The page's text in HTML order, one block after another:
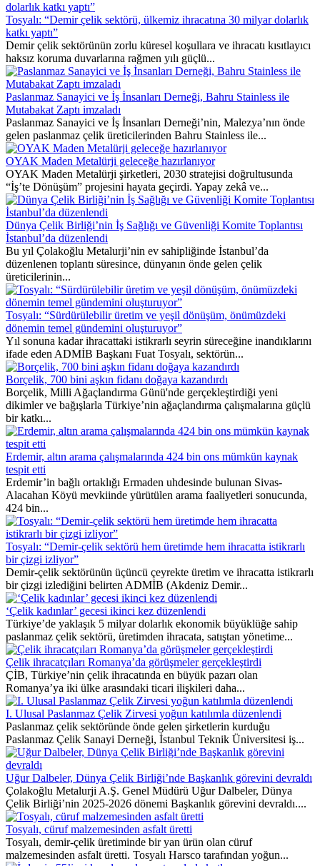
Tosyalı: “Demir çelik sektörü, ülkemiz ihracatına 30 milyar dolarlık
katkı yaptı”
Demir çelik sektörünün zorlu küresel koşullara ve ihracatı kısıtlayıcı
haksız koruma duvarlarına rağmen yılı güçlü...
Paslanmaz Sanayici ve İş İnsanları Derneği, Bahru Stainless ile
Mutabakat Zaptı imzaladı
Paslanmaz Sanayici ve İş İnsanları Derneği’nin, Malezya’nın önde
gelen paslanmaz çelik üreticilerinden Bahru Stainless ile...
OYAK Maden Metalürji geleceğe hazırlanıyor
OYAK Maden Metalürji şirketleri, 2030 stratejisi doğrultusunda
“İş’te Dönüşüm” projesini hayata geçirdi. Yapay zekâ ve...
Dünya Çelik Birliği’nin İş Sağlığı ve Güvenliği Komite Toplantısı
İstanbul’da düzenlendi
Bu yıl Çolakoğlu Metalurji’nin ev sahipliğinde İstanbul’da
düzenlenen toplantı süresince, dünyanın önde gelen çelik
üreticilerinin...
Tosyalı: “Sürdürülebilir üretim ve yeşil dönüşüm, önümüzdeki
dönemin temel gündemini oluşturuyor”
Yıl sonuna kadar ihracattaki istikrarlı seyrin süreceğine inandıklarını
ifade eden ADMİB Başkanı Fuat Tosyalı, sektörün...
Borçelik, 700 bini aşkın fidanı doğaya kazandırdı
Borçelik, Milli Ağaçlandırma Günü'nde gerçekleştirdiği yeni
dikimler ve bağışlarla Türkiye’nin ağaçlandırma çalışmalarına güçlü
bir katkı...
Erdemir, altın arama çalışmalarında 424 bin ons mümkün kaynak
tespit etti
Erdemir’in bağlı ortaklığı Ermaden uhdesinde bulunan Sivas-
Alacahan Köyü mevkiinde yürütülen arama faaliyetleri sonucunda,
424 bin...
Tosyalı: “Demir-çelik sektörü hem üretimde hem ihracatta istikrarlı
bir çizgi izliyor”
Demir-çelik sektörünün üçüncü çeyrekte üretim ve ihracatta istikrarlı
bir çizgi izlediğini belirten ADMİB (Akdeniz Demir...
‘Çelik kadınlar’ gecesi ikinci kez düzenlendi
Türkiye’de yaklaşık 5 milyar dolarlık ekonomik büyüklüğe sahip
paslanmaz çelik sektörü, üretimden ihracata, satıştan yönetime...
Çelik ihracatçıları Romanya’da görüşmeler gerçekleştirdi
ÇİB, Türkiye’nin çelik ihracatında en büyük pazarı olan
Romanya’ya iki ülke arasındaki ticari ilişkileri daha...
I. Ulusal Paslanmaz Çelik Zirvesi yoğun katılımla düzenlendi
Paslanmaz çelik sektöründe önde gelen şirketlerin kurduğu
Paslanmaz Çelik Sanayi Derneği, İstanbul Teknik Üniversitesi iş...
Uğur Dalbeler, Dünya Çelik Birliği’nde Başkanlık görevini devraldı
Çolakoğlu Metalurji A.Ş. Genel Müdürü Uğur Dalbeler, Dünya
Çelik Birliği’nin 2025-2026 dönemi Başkanlık görevini devraldı....
Tosyalı, cüruf malzemesinden asfalt üretti
Tosyalı, demir-çelik üretiminde bir yan ürün olan cüruf
malzemesinden asfalt üretti. Tosyalı Harsco tarafından yoğun...